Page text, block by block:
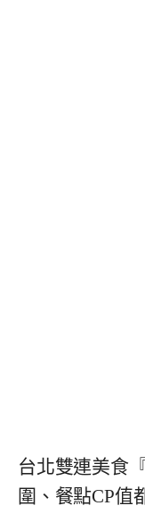
台北雙連美食
圍、餐點CP值